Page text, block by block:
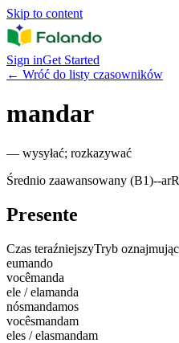
Skip to content
Sign inGet Started
← Wróć do listy czasowników
mandar
— wysyłać; rozkazywać
Średnio zaawansowany (B1)--ar
Presente
Czas teraźniejszyTryb
eumando
vocêmanda
ele / elamanda
nósmandamos
vocêsmandam
eles / elasmandam